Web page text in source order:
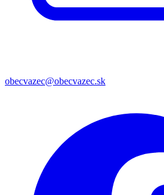
obecvazec@obecvazec.sk